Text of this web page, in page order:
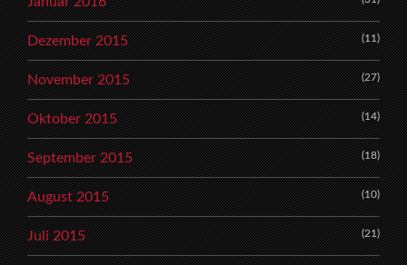
Dezember 2015 (11)
November 2015 (27)
Oktober 2015 (14)
September 2015 (18)
August 2015 (10)
Juli 2015 (21)